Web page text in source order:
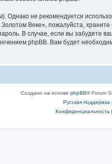
не рекомендуется
Веке», пожалуйста,
В случае, если вы забудете
phpBB. Вам будет
Создано на основе phpBB® Forum
Русская поддержка
Конфиденциальность|